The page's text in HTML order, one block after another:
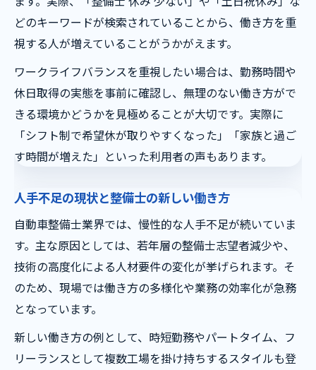
どのキーワードが検索されていることから、働き方を重
視する人が増えていることがうかがえます。
ワークライフバランスを重視したい場合は、勤務時間や
休日取得の実態を事前に確認し、無理のない働き方がで
きる環境かどうかを見極めることが大切です。実際に
「シフト制で希望休が取りやすくなった」「家族と過ご
す時間が増えた」といった利用者の声もあります。
人手不足の現状と整備士の新しい働き方
自動車整備士業界では、慢性的な人手不足が続いていま
す。主な原因としては、若年層の整備士志望者減少や、
技術の高度化による人材要件の変化が挙げられます。そ
のため、現場では働き方の多様化や業務の効率化が急務
となっています。
新しい働き方の例として、時短勤務やパートタイム、フ
リーランスとして複数工場を掛け持ちするスタイルも登